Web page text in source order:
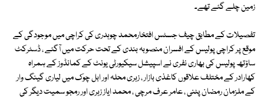
زمین چلے گئے تھے۔
تفصیلات کے مطابق چیف جسٹس افتخارمحمد چوہدری کی کراچی میں موجودگی کے
موقع پر کراچی پولیس کے افسران منصوبہ بندی کے تحت حرکت میں آگئے ، ڈسٹرکٹ
ساؤتھ پولیس کی بھاری نفری نے اسپیشل سیکیورٹی یونٹ کے کمانڈوز کے ہمراہ
کھارادر کے مختلف علاقوں کاغذی بازار ، زہری محلہ اور ابل چوک میں لیاری گینگ وار
کے ملزمان رمضان پٹنی ، عامر عرف مرچی ، محمد ایاز زہری اور رمجو سمیت دیگر کی